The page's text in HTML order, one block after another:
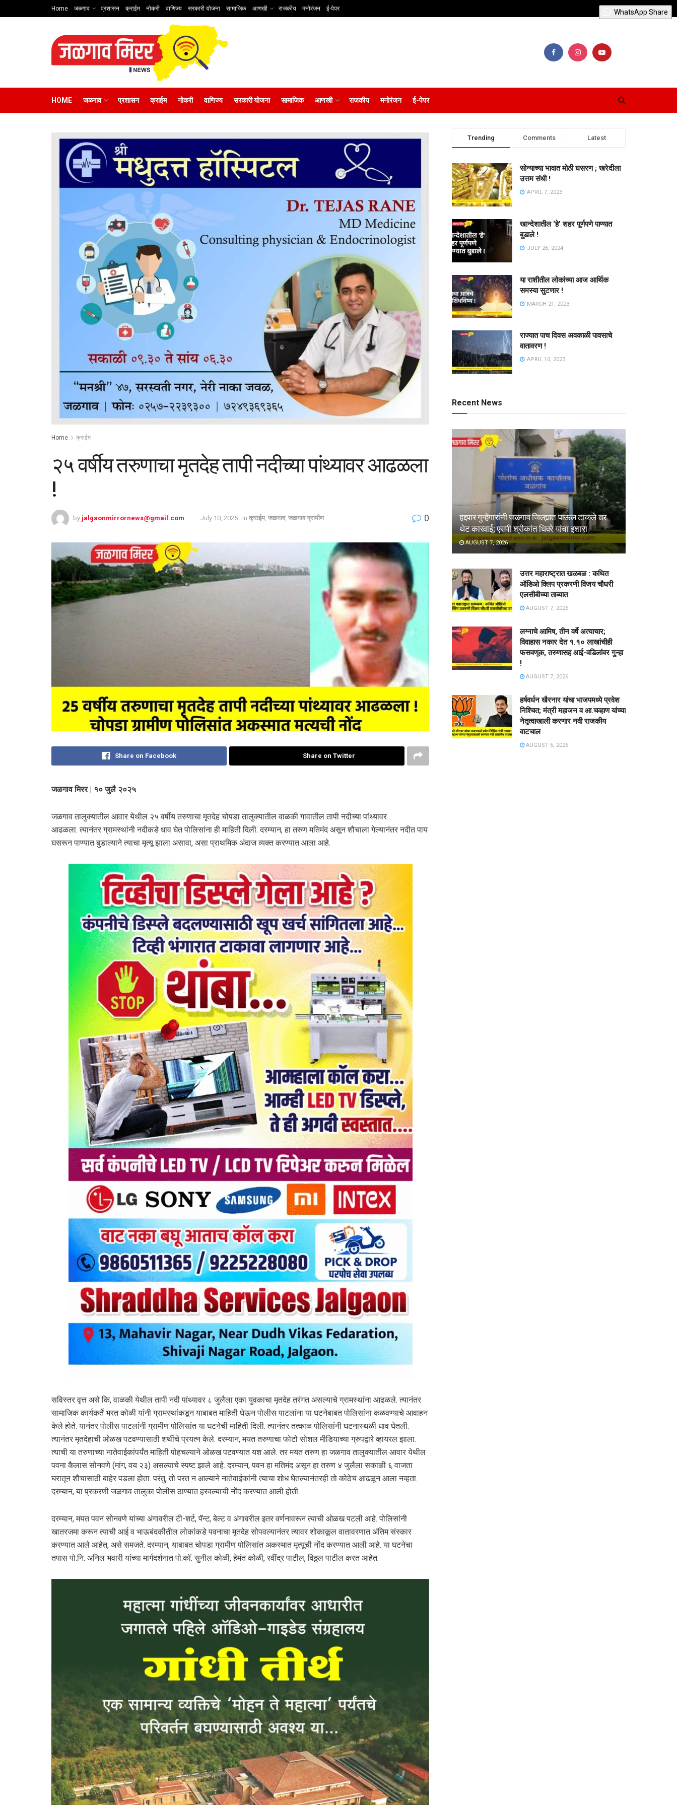
Home जळगाव प्रशासन क्राईम नोकरी वाणिज्य सरकारी योजना सामाजिक आणखी राजकीय मनोरंजन ई-पेपर
HOME जळगाव प्रशासन क्राईम नोकरी वाणिज्य सरकारी योजना सामाजिक आणखी राजकीय मनोरंजन ई-पेपर
Home क्राईम
२५ वर्षीय तरुणाचा मृतदेह तापी नदीच्या पांथ्यावर आढळला
!
by jalgaonmirrornews@gmail.com July 10, 2025 in क्राईम, जळगाव, जळगाव ग्रामीण 0
Share on Facebook Share on Twitter
जळगाव मिरर | १० जुलै २०२५
जळगाव तालुक्यातील आवार येथील २५ वर्षीय तरुणाचा मृतदेह चोपडा तालुक्यातील वाळकी गावातील तापी नदीच्या पांथ्यावर
आढळला. त्यानंतर ग्रामस्थांनी नदीकडे धाव घेत पोलिसांना ही माहिती दिली. दरम्यान, हा तरुण मतिमंद असून शौचाला गेल्यानंतर नदीत पाय
घसरून पाण्यात बुडाल्याने त्याचा मृत्यू झाला असावा, असा प्राथमिक अंदाज व्यक्त करण्यात आला आहे.
सविस्तर वृत्त असे कि, वाळकी येथील तापी नदी पांथ्यावर ८ जुलैला एका युवकाचा मृतदेह तरंगत असल्याचे ग्रामस्थांना आढळले. त्यानंतर
सामाजिक कार्यकर्ते भरत कोळी यांनी ग्रामस्थांकडून याबाबत माहिती घेऊन पोलीस पाटलांना या घटनेबाबत पोलिसांना कळवण्याचे आवाहन
केले होते. यानंतर पोलीस पाटलांनी ग्रामीण पोलिसांत या घटनेची माहिती दिली. त्यानंतर तत्काळ पोलिसांनी घटनास्थळी धाव घेतली.
त्यानंतर मृतदेहाची ओळख पटवण्यासाठी शर्थीचे प्रयत्न केले. दरम्यान, मयत तरुणाचा फोटो सोशल मीडियाच्या ग्रुपद्वारे व्हायरल झाला.
त्याची या तरुणाच्या नातेवाईकांपर्यंत माहिती पोहचल्याने ओळख पटवण्यात यश आले. तर मयत तरुण हा जळगाव तालुक्यातील आवार येथील
पवना कैलास सोनवणे (मांग, वय २३) असल्याचे स्पष्ट झाले आहे. दरम्यान, पवन हा मतिमंद असून हा तरुण ४ जुलैला सकाळी ६ वाजता
घरातून शौचासाठी बाहेर पडला होता. परंतु, तो परत न आल्याने नातेवाईकांनी त्याचा शोध घेतल्यानंतरही तो कोठेच आढळून आला नव्हता.
दरम्यान, या प्रकरणी जळगाव तालुका पोलीस ठाण्यात हरवल्याची नोंद करण्यात आली होती.
दरम्यान, मयत पवन सोनवणे यांच्या अंगावरील टी-शर्ट, पॅन्ट, बेल्ट व अंगावरील इतर वर्णनावरून त्याची ओळख पटली आहे. पोलिसांनी
खातरजमा करून त्याची आई व भाऊबंदकीतील लोकांकडे पवनाचा मृतदेह सोपवल्यानंतर त्यावर शोकाकूल वातावरणात अंतिम संस्कार
करण्यात आले आहेत, असे समजते. दरम्यान, याबाबत चोपडा ग्रामीण पोलिसांत अकस्मात मृत्यूची नोंद करण्यात आली आहे. या घटनेचा
तपास पो.नि. अनिल भवारी यांच्या मार्गदर्शनात पो.कॉ. सुनील कोळी, हेमंत कोळी, रवींद्र पाटील, विठ्ठल पाटील करत आहेत.
Trending Comments Latest
सोन्याच्या भावात मोठी घसरण ; खरेदीला
उत्तम संधी !
APRIL 7, 2023
खान्देशातील ‘हे’ शहर पूर्णपणे पाण्यात
बुडाले !
JULY 26, 2024
या राशीतील लोकांच्या आज आर्थिक
समस्या सुटणार !
MARCH 21, 2023
राज्यात पाच दिवस अवकाळी पावसाचे
वातावरण !
APRIL 10, 2023
Recent News
हद्दपार गुन्हेगारांनी जळगाव जिल्ह्यात पाऊल टाकले तर
थेट कारवाई; एसपी श्रीकांत धिवरे यांचा इशारा
AUGUST 7, 2026
उत्तर महाराष्ट्रात खळबळ : कथित
ऑडिओ क्लिप प्रकरणी विजय चौधरी
एलसीबीच्या ताब्यात
AUGUST 7, 2026
लग्नाचे आमिष, तीन वर्षे अत्याचार;
विवाहास नकार देत १.१० लाखांचीही
फसवणूक, तरुणासह आई-वडिलांवर गुन्हा
!
AUGUST 7, 2026
हर्षवर्धन खैरनार यांचा भाजपमध्ये प्रवेश
निश्चित; मंत्री महाजन व आ.चव्हाण यांच्या
नेतृत्वाखाली करणार नवी राजकीय
वाटचाल
AUGUST 6, 2026
WhatsApp Share